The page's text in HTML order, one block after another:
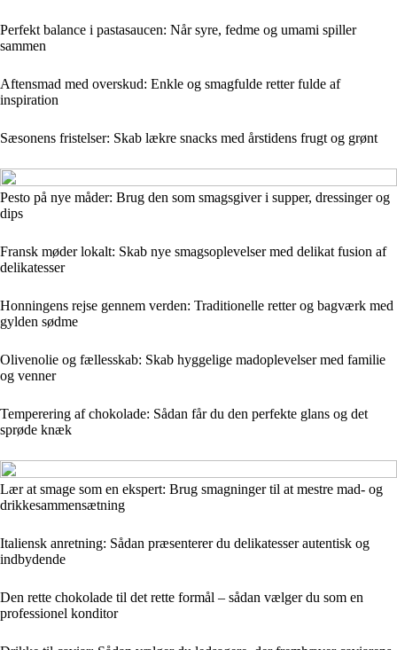
Perfekt balance i pastasaucen: Når syre, fedme og umami spiller
sammen
Aftensmad med overskud: Enkle og smagfulde retter fulde af
inspiration
Sæsonens fristelser: Skab lækre snacks med årstidens frugt og grønt
Pesto på nye måder: Brug den som smagsgiver i supper, dressinger og
dips
Fransk møder lokalt: Skab nye smagsoplevelser med delikat fusion af
delikatesser
Honningens rejse gennem verden: Traditionelle retter og bagværk med
gylden sødme
Olivenolie og fællesskab: Skab hyggelige madoplevelser med familie
og venner
Temperering af chokolade: Sådan får du den perfekte glans og det
sprøde knæk
Lær at smage som en ekspert: Brug smagninger til at mestre mad- og
drikkesammensætning
Italiensk anretning: Sådan præsenterer du delikatesser autentisk og
indbydende
Den rette chokolade til det rette formål – sådan vælger du som en
professionel konditor